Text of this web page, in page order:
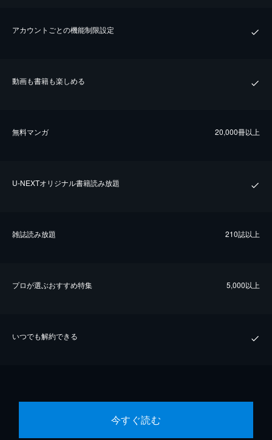
アカウントごとの機能制限設定
動画も書籍も楽しめる
無料マンガ 20,000冊以上
U-NEXTオリジナル書籍読み放題
雑誌読み放題 210誌以上
プロが選ぶおすすめ特集 5,000以上
いつでも解約できる
今すぐ読む